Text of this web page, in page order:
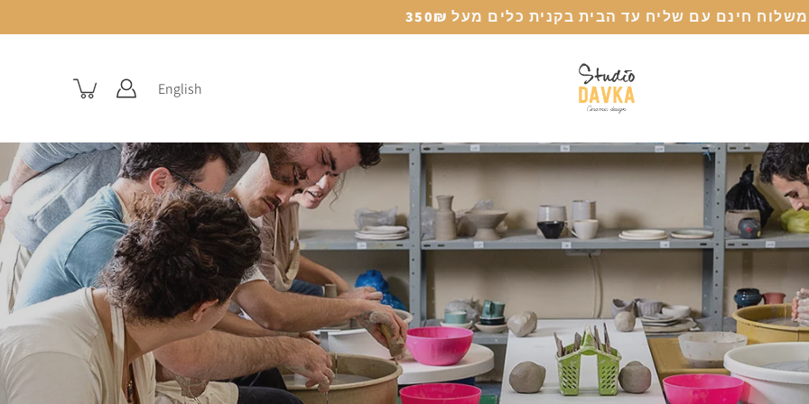
משלוח חינם עם שליח עד הבית בקנית כלים מעל 350₪
English